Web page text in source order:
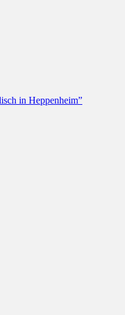
in Heppenheim”